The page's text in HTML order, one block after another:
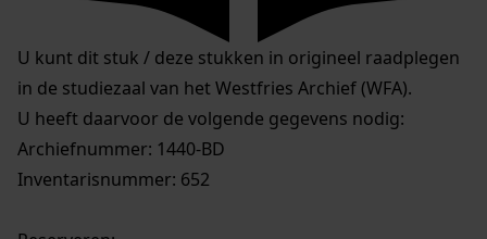
U kunt dit stuk / deze stukken in origineel raadplegen
in de studiezaal van het Westfries Archief (WFA).
U heeft daarvoor de volgende gegevens nodig:
Archiefnummer: 1440-BD
Inventarisnummer: 652